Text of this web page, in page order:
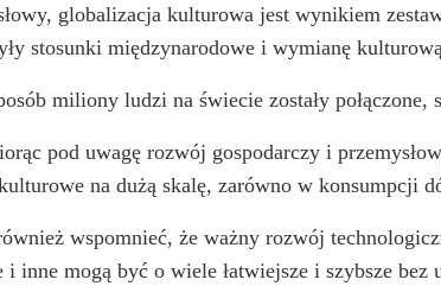
globalizacja kulturowa jest wynikiem
stosunki międzynarodowe i wymianę
miliony ludzi na świecie zostały
pod uwagę rozwój gospodarczy i
na dużą skalę, zarówno w konsumpcji
wspomnieć, że ważny rozwój
i inne mogą być o wiele łatwiejsze i szybsze bez